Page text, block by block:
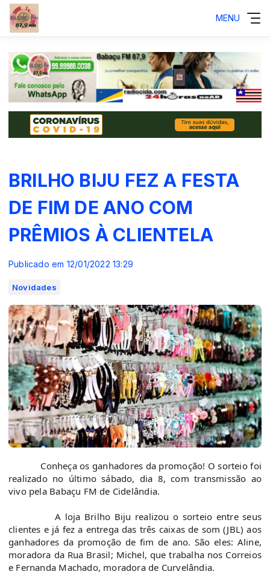
MENU
BRILHO BIJU FEZ A FESTA
DE FIM DE ANO COM
PRÊMIOS À CLIENTELA
Publicado em 12/01/2022 13:29
Novidades
Conheça os ganhadores da promoção! O sorteio foi
realizado no último sábado, dia 8, com transmissão ao
vivo pela Babaçu FM de Cidelândia.
A loja Brilho Biju realizou o sorteio entre seus
clientes e já fez a entrega das três caixas de som (JBL) aos
ganhadores da promoção de fim de ano. São eles: Aline,
moradora da Rua Brasil; Michel, que trabalha nos Correios
e Fernanda Machado, moradora de Curvelândia.